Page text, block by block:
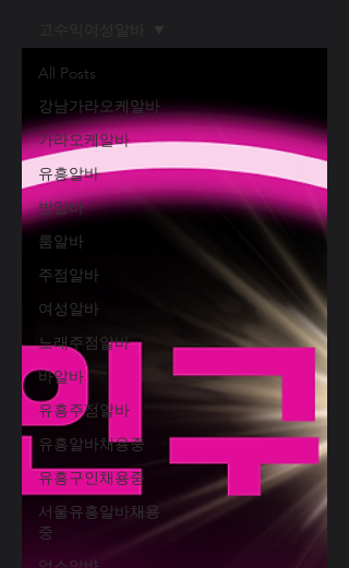
All Posts
강남가라오케알바
가라오케알바
유흥알바
밤알바
룸알바
주점알바
여성알바
노래주점알바
바알바
유흥주점알바
유흥알바채용중
유흥구인채용중
서울유흥알바채용
중